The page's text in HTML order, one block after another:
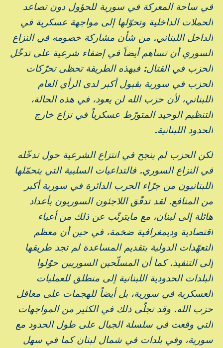
في ساحة المعركة في سورية للحؤول دون تصاعد
الحملات الداخلية وتحوّلها إلى مواجهة عسكرية في
الداخل اللبناني. من شأن مشاركة خصومه في النزاع
السوري أن تساهم أيضاً في إضفاء شرعية على تدخّل
الحزب في القتال: فبهذه الطريقة تحظى تحرّكات
الحزب في سورية بقبول أكبر لدى الرأي العام
اللبناني، لأن حزب الله لن يعود، في هذه الحالة،
التنظيم الوحيد المتورّط عسكرياً في نزاع خارج
الحدود اللبنانية.
لكن الحزب لم ينجح في انتزاع الشرعية حول تدخّله
في النزاع السوري. فالتداعيات السلبية التي يتحمّلها
اللبنانيون من جرّاء الحرب الدائرة في سورية أكبر
من المنافع. لقد تدفّق اللاجئون السوريون بأعداد
هائلة إلى لبنان، مع مايترتّب عن ذلك من أعباء
اقتصادية وديمغرافية ضخمة، في حين أن معظم
التعهّدات الدولية بتقديم المساعدة لم تجد طريقها
إلى التنفيذ. كما أن المسلّحين السوريين حوّلوا
البلدات الحدودية اللبنانية إلى منطلق للعمليات
العسكرية في سورية، بل أيضاً للهجمات على معاقل
حزب الله. وقد تجلّى ذلك في الكثير من المواجهات
التي وقعت في سلسلة الجبال على طول الحدود مع
سورية، وفي بلدات في شمال لبنان كما في سهل